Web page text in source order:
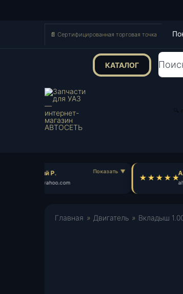
📄 Сертифицированная торговая точка
КАТАЛОГ Поиск
🔍
Георгий Р.
ge***@yahoo.com
Главная » Двигатель » Вкладыш